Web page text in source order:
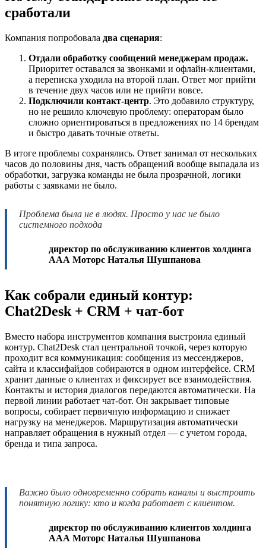
сработали
Компания попробовала два сценария:
Отдали обработку сообщений менеджерам продаж.
Приоритет оставался за звонками и офлайн-клиентами,
а переписка уходила на второй план. Ответ мог прийти
в течение двух часов или не прийти вовсе.
Подключили контакт-центр. Это добавило структуру,
но не решило ключевую проблему: операторам было
сложно ориентироваться в предложениях по 14 брендам
и быстро давать точные ответы.
В итоге проблемы сохранялись. Ответ занимал от нескольких
часов до половины дня, часть обращений вообще выпадала из
обработки, загрузка команды не была прозрачной, логики
работы с заявками не было.
Проблема была не в людях. Просто у нас не было
системного подхода
директор по обслуживанию клиентов холдинга
ААА Моторс Наталья Шушпанова
Как собрали единый контур:
Chat2Desk + CRM + чат-бот
Вместо набора инструментов компания выстроила единый
контур. Chat2Desk стал центральной точкой, через которую
проходит вся коммуникация: сообщения из мессенджеров,
сайта и классифайдов собираются в одном интерфейсе. CRM
хранит данные о клиентах и фиксирует все взаимодействия.
Контакты и история диалогов передаются автоматически. На
первой линии работает чат-бот. Он закрывает типовые
вопросы, собирает первичную информацию и снижает
нагрузку на менеджеров. Маршрутизация автоматически
направляет обращения в нужный отдел — с учетом города,
бренда и типа запроса.
Важно было одновременно собрать каналы и выстроить
понятную логику: кто и когда работает с клиентом.
директор по обслуживанию клиентов холдинга
ААА Моторс Наталья Шушпанова